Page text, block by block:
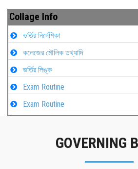
Collage Info
ভর্তির নির্দেশিকা
কলেজের মৌলিক তথ্যাদি
ভর্তির লিঙ্ক
Exam Routine
Exam Routine
GOVERNING